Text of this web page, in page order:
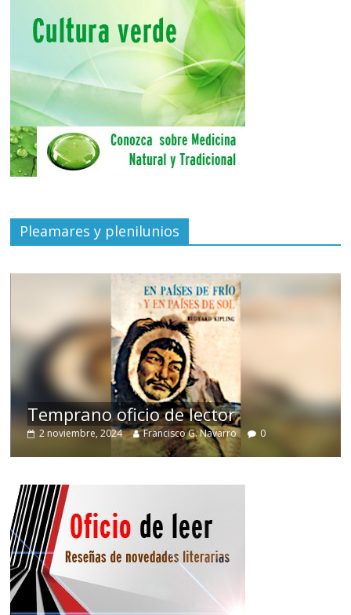
Pleamares y plenilunios
Temprano oficio de lector
2 noviembre, 2024 Francisco G. Navarro 0